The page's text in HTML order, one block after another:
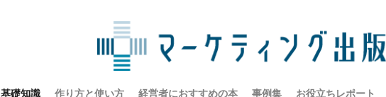
基礎知識 作り方と使い方 経営者におすすめの本 事例集 お役立ちレポート